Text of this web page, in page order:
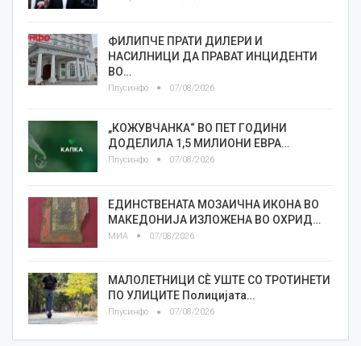
ФИЛИПЧЕ ПРАТИ ДИЛЕРИ И
НАСИЛНИЦИ ДА ПРАВАТ ИНЦИДЕНТИ
ВО…
Плусинфо 07/08/2026
„КОЖУВЧАНКА“ ВО ПЕТ ГОДИНИ
ДОДЕЛИЛА 1,5 МИЛИОНИ ЕВРА…
Плусинфо 07/08/2026
ЕДИНСТВЕНАТА МОЗАИЧНА ИКОНА ВО
МАКЕДОНИЈА ИЗЛОЖЕНА ВО ОХРИД…
МИА 07/08/2026
МАЛОЛЕТНИЦИ СÈ УШТЕ СО ТРОТИНЕТИ
ПО УЛИЦИТЕ Полицијата…
Плусинфо 07/08/2026